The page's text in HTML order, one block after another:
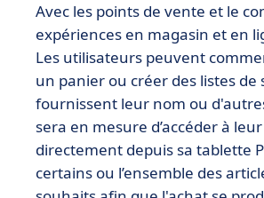
Avec les points de vente et le
expériences en magasin et en
Les utilisateurs peuvent
un panier ou créer des listes
fournissent leur nom ou
sera en mesure d’accéder à
directement depuis sa tablette
certains ou l’ensemble des